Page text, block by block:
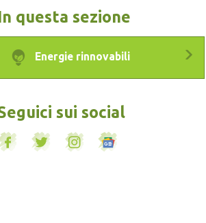
questa sezione
Energie rinnovabili
sui social